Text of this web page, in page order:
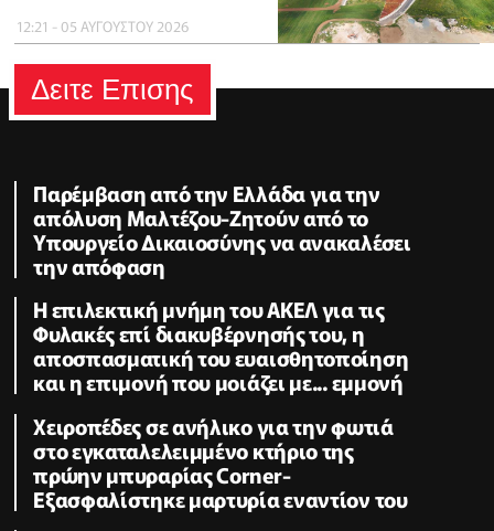
12:21 - 05 ΑΥΓΟΥΣΤΟΥ 2026
Δειτε Επισης
Παρέμβαση από την Ελλάδα για την
απόλυση Μαλτέζου-Ζητούν από το
Υπουργείο Δικαιοσύνης να ανακαλέσει
την απόφαση
Η επιλεκτική μνήμη του ΑΚΕΛ για τις
Φυλακές επί διακυβέρνησής του, η
αποσπασματική του ευαισθητοποίηση
και η επιμονή που μοιάζει με... εμμονή
Χειροπέδες σε ανήλικο για την φωτιά
στο εγκαταλελειμμένο κτήριο της
πρώην μπυραρίας Corner-
Εξασφαλίστηκε μαρτυρία εναντίον του